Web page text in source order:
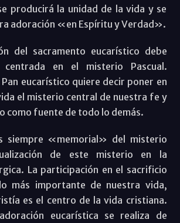
producirá la unidad de la vida y se
adoración «en Espíritu y Verdad».
del sacramento eucarístico debe
centrada en el misterio Pascual.
eucarístico quiere decir poner en
el misterio central de nuestra fe y
como fuente de todo lo demás.
siempre «memorial» del misterio
de este misterio en la
La participación en el sacrificio
más importante de nuestra vida,
es el centro de la vida cristiana.
eucarística se realiza de